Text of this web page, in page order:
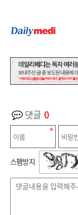
댓글 0
스팸방지